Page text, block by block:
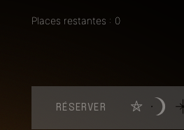
Places restantes : 0
RÉSERVER